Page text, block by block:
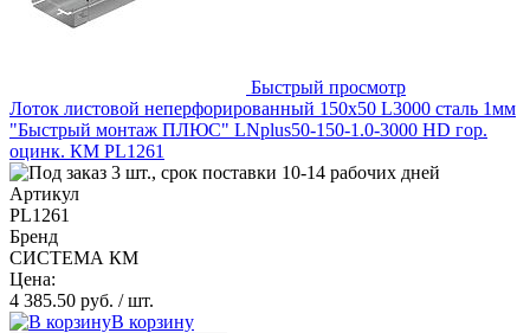
Быстрый просмотр
Лоток листовой неперфорированный 150х50 L3000 сталь 1мм
"Быстрый монтаж ПЛЮС" LNplus50-150-1.0-3000 HD гор.
оцинк. КМ PL1261
3 шт., срок поставки 10-14 рабочих дней
Артикул
PL1261
Бренд
СИСТЕМА КМ
Цена:
4 385.50 руб. / шт.
В корзину